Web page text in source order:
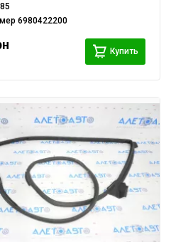
6980422200
Купить